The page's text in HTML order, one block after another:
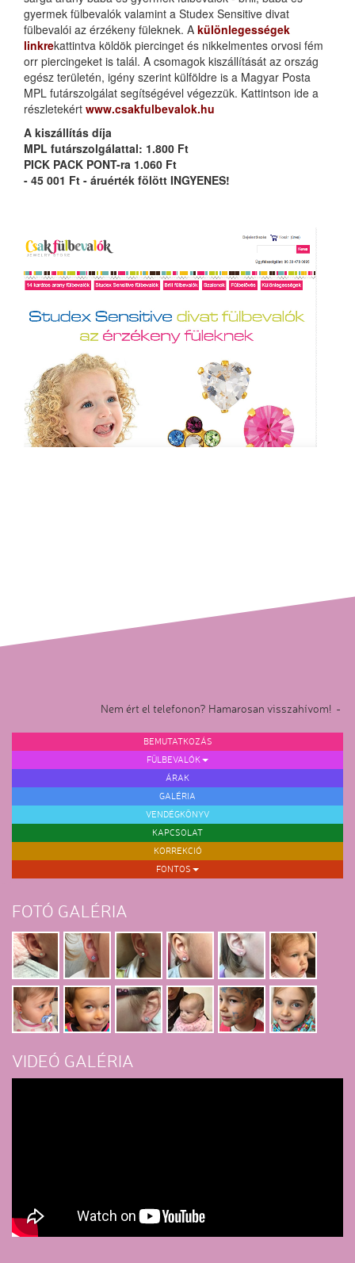
gyermek fülbevalók valamint a Studex Sensitive divat
fülbevalói az érzékeny füleknek. A különlegességek
linkrekattintva köldök piercinget és nikkelmentes orvosi fém
orr piercingeket is talál. A csomagok kiszállítását az ország
egész területén, igény szerint külföldre is a Magyar Posta
MPL futárszolgálat segítségével végezzük. Kattintson ide a
részletekért www.csakfulbevalok.hu
A kiszállítás díja
MPL futárszolgálattal: 1.800 Ft
PICK PACK PONT-ra 1.060 Ft
- 45 001 Ft - áruérték fölött INGYENES!
Nem ért el telefonon? Hamarosan visszahívom! -
BEMUTATKOZÁS
FÜLBEVALÓK
ÁRAK
GALÉRIA
VENDÉGKÖNYV
KAPCSOLAT
KORREKCIÓ
FONTOS
FOTÓ GALÉRIA
VIDEÓ GALÉRIA